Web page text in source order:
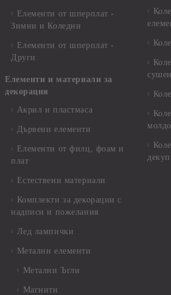
Елементи от шперплат -
Зимни и Коледни
Елементи от шперплат -
Други
Елементи и материали за
декорация
Акрил и пластмаса
Дървени елементи
Елементи от филц, фоам и
плат
Естествени материали
Комплекти за декорации с
надписи и пожелания
Лед лампички
Метални елементи
Метални Ъгли
Магнити